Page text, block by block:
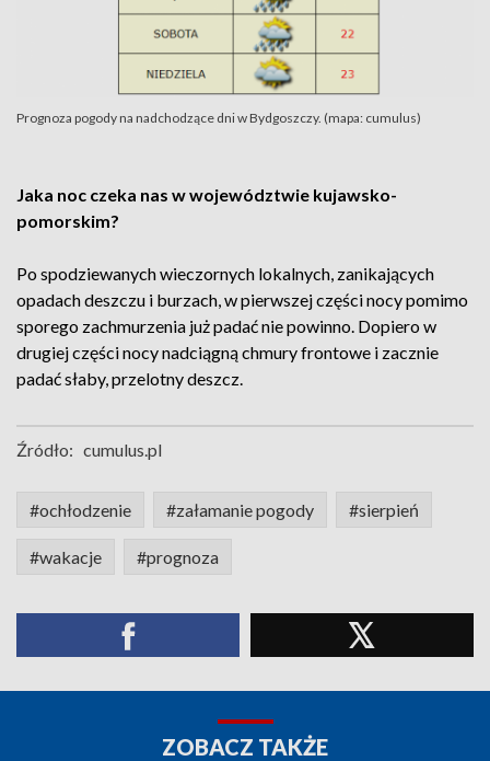
Prognoza pogody na nadchodzące dni w Bydgoszczy. (mapa: cumulus)
Jaka noc czeka nas w województwie kujawsko-
pomorskim?
Po spodziewanych wieczornych lokalnych, zanikających
opadach deszczu i burzach, w pierwszej części nocy pomimo
sporego zachmurzenia już padać nie powinno. Dopiero w
drugiej części nocy nadciągną chmury frontowe i zacznie
padać słaby, przelotny deszcz.
Źródło: cumulus.pl
#ochłodzenie #załamanie pogody #sierpień
#wakacje #prognoza
ZOBACZ TAKŻE